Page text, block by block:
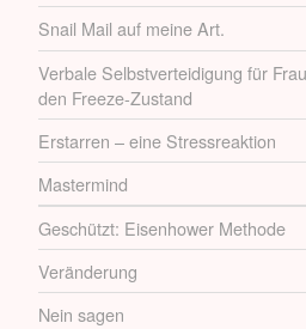
Snail Mail auf meine Art.
Verbale Selbstverteidigung für
den Freeze-Zustand
Erstarren – eine Stressreaktion
Mastermind
Geschützt: Eisenhower Methode
Veränderung
Nein sagen